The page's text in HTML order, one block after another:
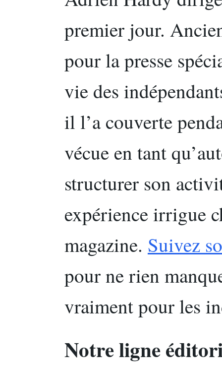
premier jour.
pour la presse
vie des
il l’a couverte
vécue en tant
structurer son
expérience irrigue
magazine. Suivez
pour ne rien
vraiment pour les
Notre ligne